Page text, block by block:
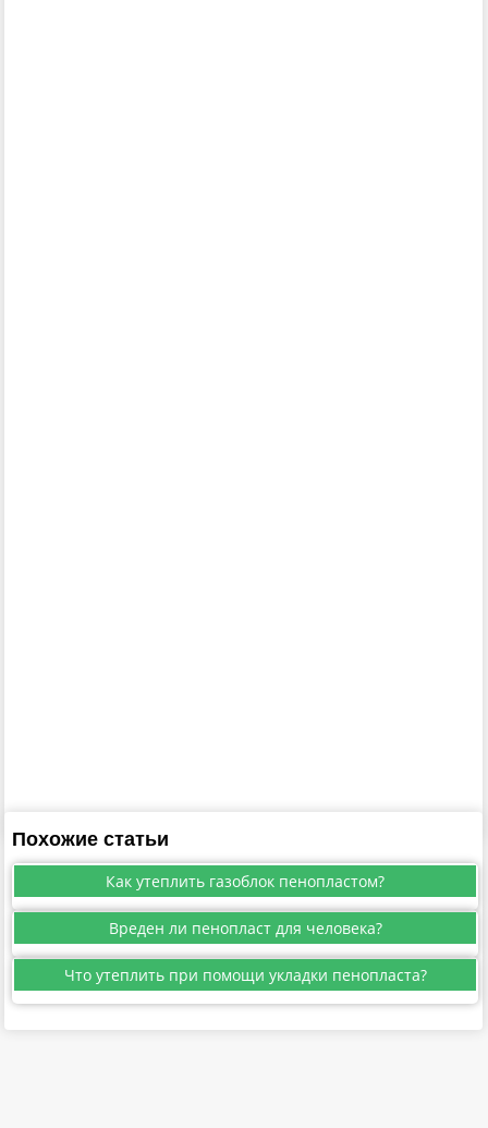
Похожие статьи
Как утеплить газоблок пенопластом?
Вреден ли пенопласт для человека?
Что утеплить при помощи укладки пенопласта?